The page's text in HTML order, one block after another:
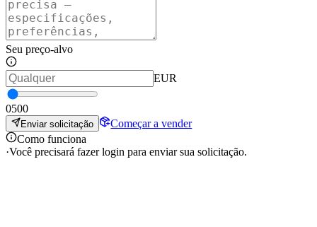
Seu preço-alvo
EUR
0500
Enviar solicitação
Começar a vender
Como funciona
·Você precisará fazer login para enviar sua solicitação.